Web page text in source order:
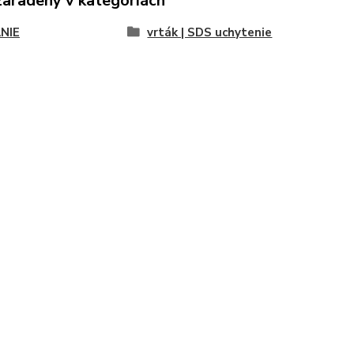
vrták | SDS uchytenie